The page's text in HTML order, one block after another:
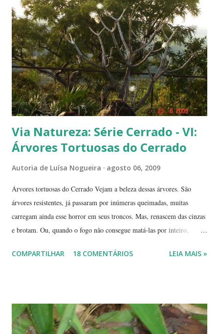
frutinhas possui duas sementes, parecendo uma semente dividida.
Duas frutinhas ao lado de um jambo. Essa foto foi feita ontem,
domingo, após a colheita. ----------------------------
Via Natureza: Série Cerrado - VI:
Árvores Tortuosas do Cerrado
Autoria de Luísa Nogueira agosto 06, 2009
Árvores tortuosas do Cerrado Vejam a beleza dessas árvores. São
árvores resistentes, já passaram por inúmeras queimadas, muitas
carregam ainda esse horror em seus troncos. Mas, renascem das cinzas
e brotam. Ou, quando o fogo não consegue matá-las por inteiro,
novas flores e sempre novas sementes. É a esperança, em cada ano, de
estação seca pode durar até 5 meses. Neste período o índice de
umidade relativa do ar chega, muitas vezes, no meio da tarde, a
COMPARTILHAR 18 COMENTÁRIOS LEIA MAIS »